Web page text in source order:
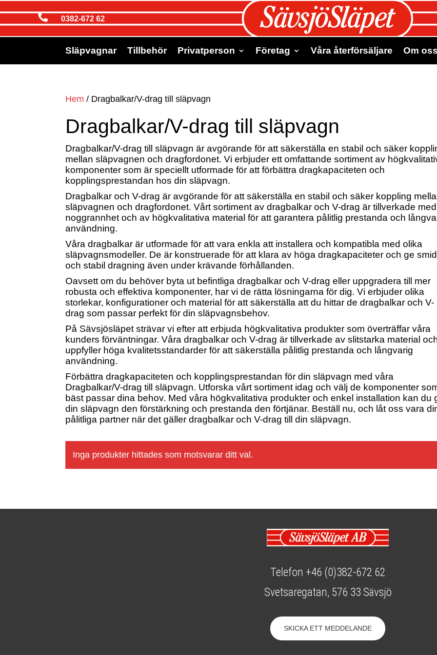
 0382-672 62
Släpvagnar Tillbehör Privatperson Företag Våra återförsäljare Om oss
Hem / Dragbalkar/V-drag till släpvagn
Dragbalkar/V-drag till släpvagn
Dragbalkar/V-drag till släpvagn är avgörande för att säkerställa en stabil och säker
mellan släpvagnen och dragfordonet. Vi erbjuder ett omfattande sortiment av
komponenter som är speciellt utformade för att förbättra dragkapaciteten och
kopplingsprestandan hos din släpvagn.
Dragbalkar och V-drag är avgörande för att säkerställa en stabil och säker koppling
släpvagnen och dragfordonet. Vårt sortiment av dragbalkar och V-drag är tillverkade med
noggrannhet och av högkvalitativa material för att garantera pålitlig prestanda och
användning.
Våra dragbalkar är utformade för att vara enkla att installera och kompatibla med olika
släpvagnsmodeller. De är konstruerade för att klara av höga dragkapaciteter och ge
och stabil dragning även under krävande förhållanden.
Oavsett om du behöver byta ut befintliga dragbalkar och V-drag eller uppgradera till mer
robusta och effektiva komponenter, har vi de rätta lösningarna för dig. Vi erbjuder olika
storlekar, konfigurationer och material för att säkerställa att du hittar de dragbalkar och V-
drag som passar perfekt för din släpvagnsbehov.
På Sävsjösläpet strävar vi efter att erbjuda högkvalitativa produkter som överträffar våra
kunders förväntningar. Våra dragbalkar och V-drag är tillverkade av slitstarka material
uppfyller höga kvalitetsstandarder för att säkerställa pålitlig prestanda och långvarig
användning.
Förbättra dragkapaciteten och kopplingsprestandan för din släpvagn med våra
Dragbalkar/V-drag till släpvagn. Utforska vårt sortiment idag och välj de komponenter
bäst passar dina behov. Med våra högkvalitativa produkter och enkel installation kan du
din släpvagn den förstärkning och prestanda den förtjänar. Beställ nu, och låt oss vara
pålitliga partner när det gäller dragbalkar och V-drag till din släpvagn.
Inga produkter hittades som motsvarar ditt val.
Telefon +46 (0)382-672 62
Svetsaregatan, 576 33 Sävsjö
SKICKA ETT MEDDELANDE